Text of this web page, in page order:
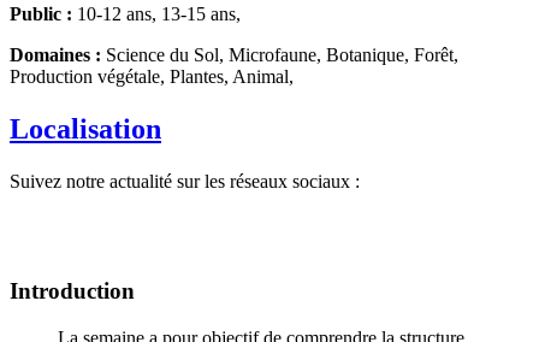
Public : 10-12 ans, 13-15 ans,
Domaines : Science du Sol, Microfaune, Botanique, Forêt,
Production végétale, Plantes, Animal,
Localisation
Suivez notre actualité sur les réseaux sociaux :
Introduction
La semaine a pour objectif de comprendre la structure